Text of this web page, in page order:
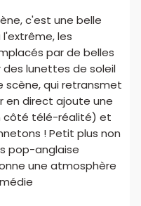
c'est une belle
les
par de belles
des lunettes de soleil
scène, qui retransmet
en direct ajoute une
côté télé-réalité) et
! Petit plus non
pop-anglaise
une atmosphère